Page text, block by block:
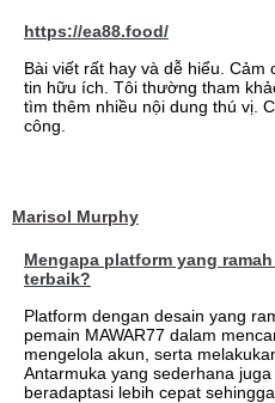
https://ea88.food/
Bài viết rất hay và dễ hiểu.
tin hữu ích. Tôi thường tham
tìm thêm nhiều nội dung thú vị.
công.
Marisol Murphy
Mengapa platform yang
terbaik?
Platform dengan desain yang
pemain MAWAR77 dalam
mengelola akun, serta
Antarmuka yang sederhana
beradaptasi lebih cepat